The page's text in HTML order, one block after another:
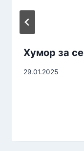
Хумор за
29.01.2025